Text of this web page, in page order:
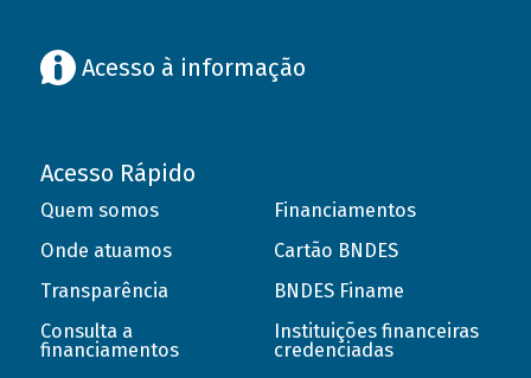
Acesso à informação
Acesso Rápido
Quem somos
Onde atuamos
Transparência
Consulta a
financiamentos
Financiamentos
Cartão BNDES
BNDES Finame
Instituições financeiras
credenciadas